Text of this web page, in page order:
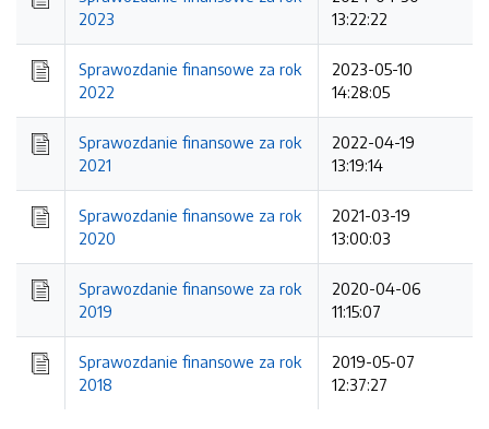
2023
13:22:22
Sprawozdanie finansowe za rok
2022
2023-05-10
14:28:05
Sprawozdanie finansowe za rok
2021
2022-04-19
13:19:14
Sprawozdanie finansowe za rok
2020
2021-03-19
13:00:03
Sprawozdanie finansowe za rok
2019
2020-04-06
11:15:07
Sprawozdanie finansowe za rok
2018
2019-05-07
12:37:27